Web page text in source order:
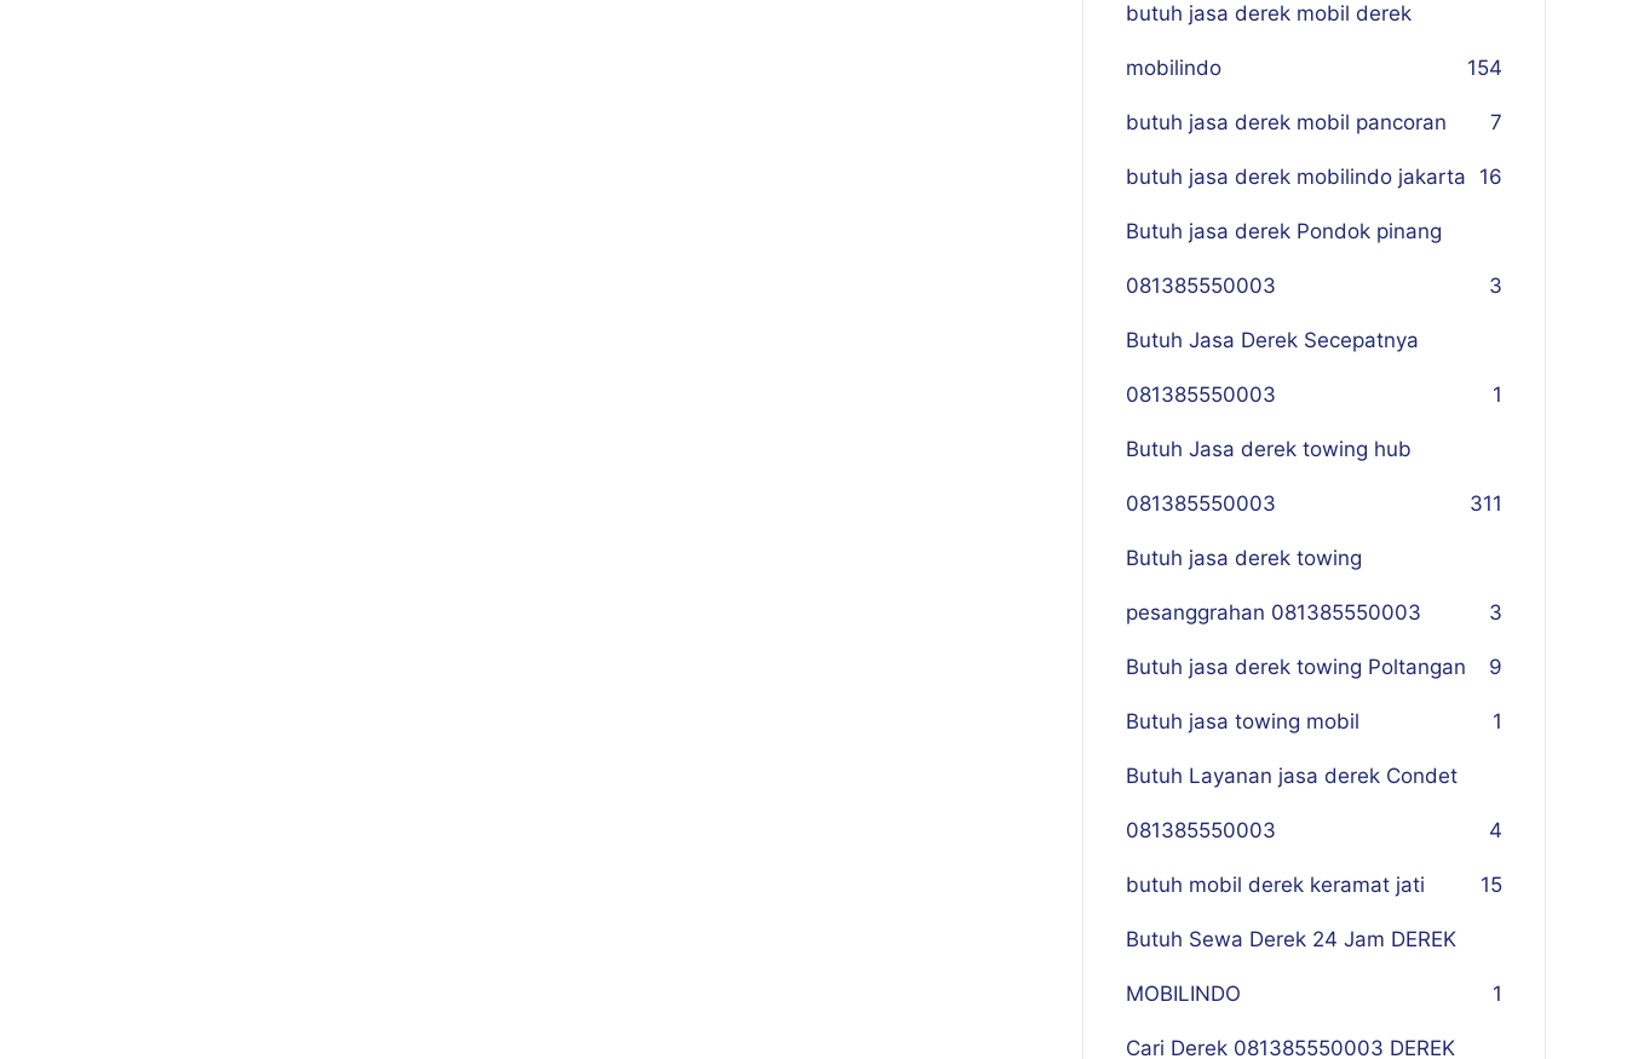
butuh jasa derek mobil derek
mobilindo 154
butuh jasa derek mobil pancoran 7
butuh jasa derek mobilindo jakarta 16
Butuh jasa derek Pondok pinang
081385550003 3
Butuh Jasa Derek Secepatnya
081385550003 1
Butuh Jasa derek towing hub
081385550003 311
Butuh jasa derek towing
pesanggrahan 081385550003 3
Butuh jasa derek towing Poltangan 9
Butuh jasa towing mobil 1
Butuh Layanan jasa derek Condet
081385550003 4
butuh mobil derek keramat jati 15
Butuh Sewa Derek 24 Jam DEREK
MOBILINDO 1
Cari Derek 081385550003 DEREK